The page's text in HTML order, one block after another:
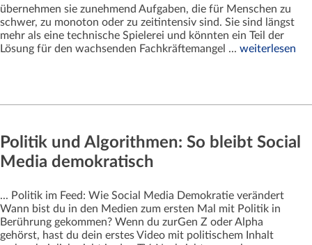
übernehmen sie zunehmend Aufgaben, die für Menschen zu
schwer, zu monoton oder zu zeitintensiv sind. Sie sind längst
mehr als eine technische Spielerei und könnten ein Teil der
Lösung für den wachsenden Fachkräftemangel ... weiterlesen
Politik und Algorithmen: So bleibt Social
Media demokratisch
... Politik im Feed: Wie Social Media Demokratie verändert
Wann bist du in den Medien zum ersten Mal mit Politik in
Berührung gekommen? Wenn du zurGen Z oder Alpha
gehörst, hast du dein erstes Video mit politischem Inhalt